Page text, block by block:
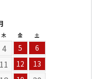
木 金 土
4 5 6
11 12 13